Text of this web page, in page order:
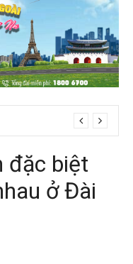
đặc biệt
ở Đài